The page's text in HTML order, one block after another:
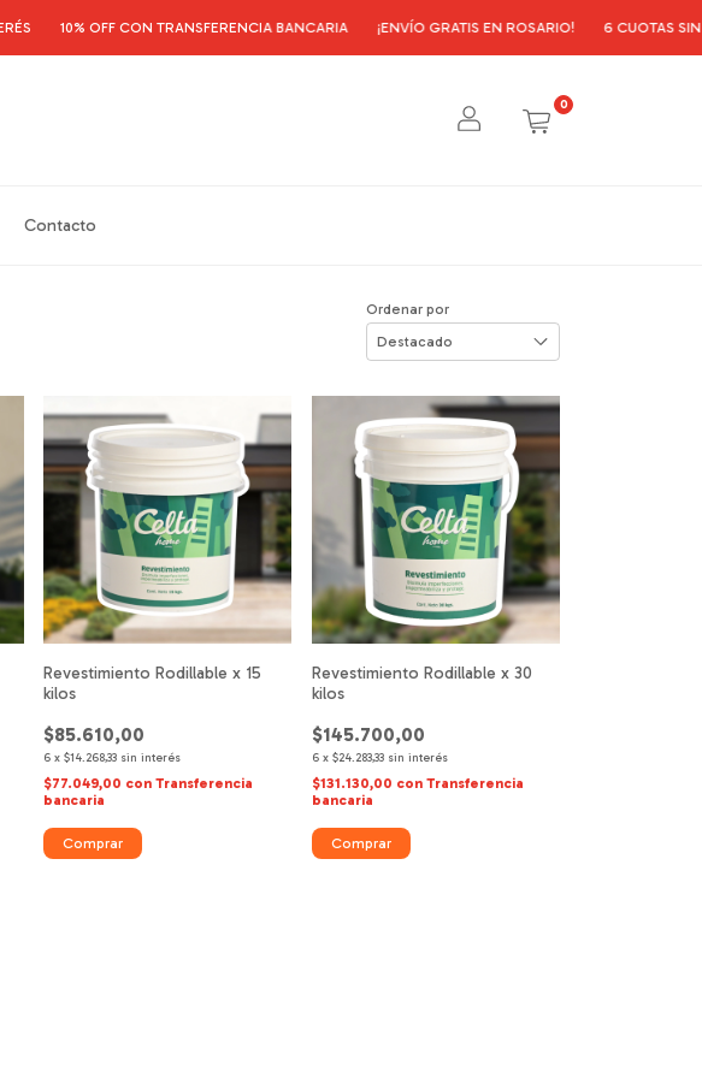
10% OFF CON TRANSFERENCIA BANCARIA ¡ENVÍO GRATIS EN ROSARIO! 6 CUOTAS SIN
0
Contacto
Ordenar por
Revestimiento Rodillable x 15
kilos
$85.610,00
6 x$14.268,33 sin interés
$77.049,00 con Transferencia
bancaria
Comprar
Revestimiento Rodillable x 30
kilos
$145.700,00
6 x $24.283,33 sin interés
$131.130,00 con Transferencia
bancaria
Comprar